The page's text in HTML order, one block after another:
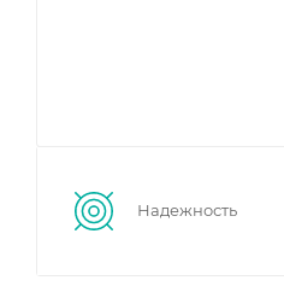
Надежность